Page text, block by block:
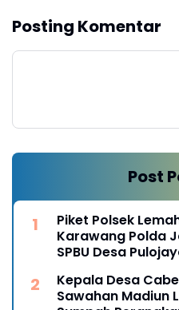
Posting Komentar
Post
Piket Polsek
Karawang Polda
SPBU Desa
Kepala Desa
Sawahan Madiun